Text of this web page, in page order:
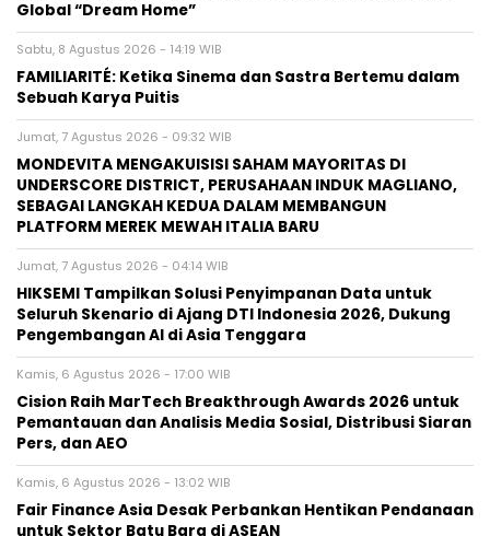
Global “Dream Home”
Sabtu, 8 Agustus 2026 - 14:19 WIB
FAMILIARITÉ: Ketika Sinema dan Sastra Bertemu dalam
Sebuah Karya Puitis
Jumat, 7 Agustus 2026 - 09:32 WIB
MONDEVITA MENGAKUISISI SAHAM MAYORITAS DI
UNDERSCORE DISTRICT, PERUSAHAAN INDUK MAGLIANO,
SEBAGAI LANGKAH KEDUA DALAM MEMBANGUN
PLATFORM MEREK MEWAH ITALIA BARU
Jumat, 7 Agustus 2026 - 04:14 WIB
HIKSEMI Tampilkan Solusi Penyimpanan Data untuk
Seluruh Skenario di Ajang DTI Indonesia 2026, Dukung
Pengembangan AI di Asia Tenggara
Kamis, 6 Agustus 2026 - 17:00 WIB
Cision Raih MarTech Breakthrough Awards 2026 untuk
Pemantauan dan Analisis Media Sosial, Distribusi Siaran
Pers, dan AEO
Kamis, 6 Agustus 2026 - 13:02 WIB
Fair Finance Asia Desak Perbankan Hentikan Pendanaan
untuk Sektor Batu Bara di ASEAN